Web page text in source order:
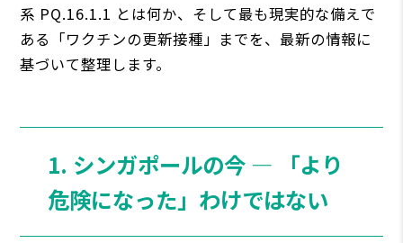
系 PQ.16.1.1 とは何か、そして最も現実的な備えで
ある「ワクチンの更新接種」までを、最新の情報に
基づいて整理します。
1. シンガポールの今 ― 「より
危険になった」わけではない